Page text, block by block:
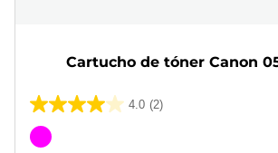
Cartucho de tóner Canon
4.0 (2)
4.0
de
Cartucho